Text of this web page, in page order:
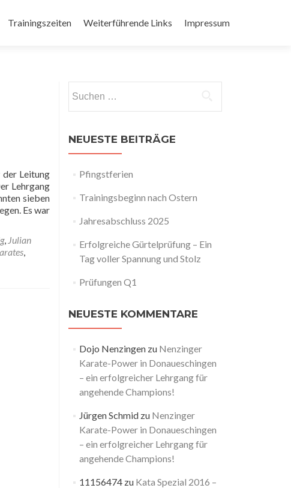
Trainingszeiten Weiterführende Links Impressum
der Leitung
Lehrgang
sieben
Es war
, Julian
,
nach:
NEUESTE BEITRÄGE
Pfingstferien
Trainingsbeginn nach Ostern
Jahresabschluss 2025
Erfolgreiche Gürtelprüfung – Ein
Tag voller Spannung und Stolz
Prüfungen Q1
NEUESTE KOMMENTARE
Dojo Nenzingenzu Nenzinger
Karate-Power in Donaueschingen
– ein erfolgreicher Lehrgang für
angehende Champions!
Jürgen Schmidzu Nenzinger
Karate-Power in Donaueschingen
– ein erfolgreicher Lehrgang für
angehende Champions!
11156474zu Kata Spezial 2016 –